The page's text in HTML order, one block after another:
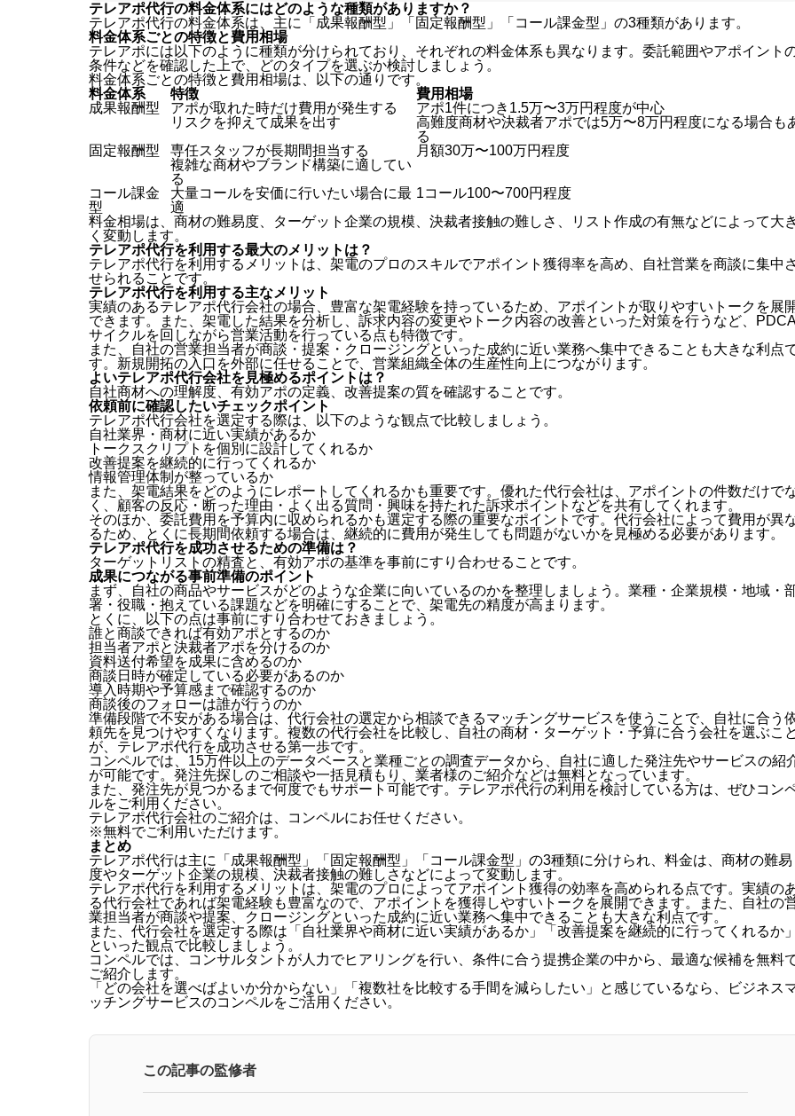
テレアポ代行の料金体系にはどのような種類がありますか？
テレアポ代行の料金体系は、主に「成果報酬型」「固定報酬型」「コール課金型」の3種類があります。
料金体系ごとの特徴と費用相場
テレアポには以下のように種類が分けられており、それぞれの料金体系も異なります。委託範囲やアポイント
条件などを確認した上で、どのタイプを選ぶか検討しましょう。
料金体系ごとの特徴と費用相場は、以下の通りです。
料金体系
特徴
費用相場
成果報酬型
アポが取れた時だけ費用が発生する
リスクを抑えて成果を出す
アポ1件につき1.5万〜3万円程度が中心
高難度商材や決裁者アポでは5万〜8万円程度になる場合も
る
固定報酬型
専任スタッフが長期間担当する
複雑な商材やブランド構築に適してい
る
月額30万〜100万円程度
コール課金
型
大量コールを安価に行いたい場合に最
適
1コール100〜700円程度
料金相場は、商材の難易度、ターゲット企業の規模、決裁者接触の難しさ、リスト作成の有無などによって大
く変動します。
テレアポ代行を利用する最大のメリットは？
テレアポ代行を利用するメリットは、架電のプロのスキルでアポイント獲得率を高め、自社営業を商談に集中
せられることです。
テレアポ代行を利用する主なメリット
実績のあるテレアポ代行会社の場合、豊富な架電経験を持っているため、アポイントが取りやすいトークを展
できます。また、架電した結果を分析し、訴求内容の変更やトーク内容の改善といった対策を行うなど、
サイクルを回しながら営業活動を行っている点も特徴です。
また、自社の営業担当者が商談・提案・クロージングといった成約に近い業務へ集中できることも大きな利点
す。新規開拓の入口を外部に任せることで、営業組織全体の生産性向上につながります。
よいテレアポ代行会社を見極めるポイントは？
自社商材への理解度、有効アポの定義、改善提案の質を確認することです。
依頼前に確認したいチェックポイント
テレアポ代行会社を選定する際は、以下のような観点で比較しましょう。
自社業界・商材に近い実績があるか
トークスクリプトを個別に設計してくれるか
改善提案を継続的に行ってくれるか
情報管理体制が整っているか
また、架電結果をどのようにレポートしてくれるかも重要です。優れた代行会社は、アポイントの件数だけで
く、顧客の反応・断った理由・よく出る質問・興味を持たれた訴求ポイントなどを共有してくれます。
そのほか、委託費用を予算内に収められるかも選定する際の重要なポイントです。代行会社によって費用が異
るため、とくに長期間依頼する場合は、継続的に費用が発生しても問題がないかを見極める必要があります。
テレアポ代行を成功させるための準備は？
ターゲットリストの精査と、有効アポの基準を事前にすり合わせることです。
成果につながる事前準備のポイント
まず、自社の商品やサービスがどのような企業に向いているのかを整理しましょう。業種・企業規模・地域・
署・役職・抱えている課題などを明確にすることで、架電先の精度が高まります。
とくに、以下の点は事前にすり合わせておきましょう。
誰と商談できれば有効アポとするのか
担当者アポと決裁者アポを分けるのか
資料送付希望を成果に含めるのか
商談日時が確定している必要があるのか
導入時期や予算感まで確認するのか
商談後のフォローは誰が行うのか
準備段階で不安がある場合は、代行会社の選定から相談できるマッチングサービスを使うことで、自社に合う
頼先を見つけやすくなります。複数の代行会社を比較し、自社の商材・ターゲット・予算に合う会社を選ぶこ
が、テレアポ代行を成功させる第一歩です。
コンペルでは、15万件以上のデータベースと業種ごとの調査データから、自社に適した発注先やサービスの紹
が可能です。発注先探しのご相談や一括見積もり、業者様のご紹介などは無料となっています。
また、発注先が見つかるまで何度でもサポート可能です。テレアポ代行の利用を検討している方は、ぜひコン
ルをご利用ください。
テレアポ代行会社のご紹介は、コンペルにお任せください。
※無料でご利用いただけます。
まとめ
テレアポ代行は主に「成果報酬型」「固定報酬型」「コール課金型」の3種類に分けられ、料金は、商材の難易
度やターゲット企業の規模、決裁者接触の難しさなどによって変動します。
テレアポ代行を利用するメリットは、架電のプロによってアポイント獲得の効率を高められる点です。実績の
る代行会社であれば架電経験も豊富なので、アポイントを獲得しやすいトークを展開できます。また、自社の
業担当者が商談や提案、クロージングといった成約に近い業務へ集中できることも大きな利点です。
また、代行会社を選定する際は「自社業界や商材に近い実績があるか」「改善提案を継続的に行ってくれるか
といった観点で比較しましょう。
コンペルでは、コンサルタントが人力でヒアリングを行い、条件に合う提携企業の中から、最適な候補を無料
ご紹介します。
「どの会社を選べばよいか分からない」「複数社を比較する手間を減らしたい」と感じているなら、ビジネス
ッチングサービスのコンペルをご活用ください。
この記事の監修者